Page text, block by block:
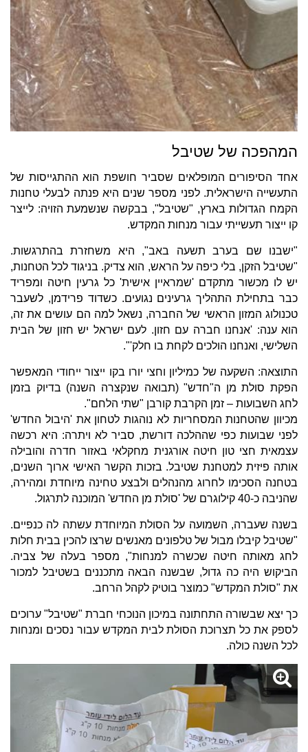
המהפכה של שטיבל
אחד הסיפורים המופלאים שסביר חושפת הוא ההתגייסות של
התעשייה הישראלית. לפני מספר שנים היא פנתה לבעלי טחנות
הקמח הגדולות בארץ, "שטיבל", בבקשה שנשמעת הזויה: לייצר
קו ייצור תעשייתי עבור מנחות המקדש.
"ישבנו שם בערב תשעה באב", היא משחזרת בהתרגשות.
"שטיבל הזקן, בלי כיפה על הראש, הוא צדיק. בניגוד לכל הטחנות,
יש לו מכשור מתקדם 'שמראיין אישית' כל גרעין חיטה ומפריד
כבר בתחילת התהליך גרעינים נגועים. כשדוד פרידמן, לשעבר
טכנולוג המזון הראשי של החברה, נשאל למה הם עושים את זה,
הוא ענה: 'אנחנו חברה עם חזון. לעם ישראל יש חזון של הבית
השלישי, ואנחנו הולכים לקחת בו חלק'".
התוצאה: השקעה של כמיליון וחצי יורו בקו ייצור ייחודי המאפשר
הפקת סולת מן ה"חדש" (תבואה שנקצרה השנה) בדיוק בזמן
לחג השבועות – זמן הקרבת קורבן "שתי הלחם".
מכיוון שהטחנות המסחריות לא נוהגות לטחון את 'היבול החדש'
לפני שבועות כפי שההלכה דורשת, סביר לא ויתרה: היא רכשה
עצמאית חצי טון חיטה אורגנית מחקלאי באזור חדרה והובילה
אותה פיזית למטחנת שטיבל. בזכות הקשר האישי ארוך השנים,
בטחנה הסכימו לחרוג מהנהלים ולבצע טחינה מיוחדת ומהירה,
שהניבה כ-40 קילוגרם של 'סולת מן החדש' המוכנה לתרגול.
בשנה שעברה, השמועה על הסולת המיוחדת עשתה לה כנפיים.
"שטיבל קיבלו מבול של טלפונים מאנשים שרצו להכין בבית חלות
לחג מאותה חיטה שכשרה למנחות", מספר בעלה של צביה.
הביקוש היה כה גדול, שבשנה הבאה מתכננים בשטיבל למכור
את "סולת המקדש" כמוצר בוטיק לקהל הרחב.
כך יצא שבשורה התחתונה במיכון הנוכחי חברת "שטיבל" ערוכים
לספק את כל תצרוכת הסולת לבית המקדש עבור נסכים ומנחות
לכל השנה כולה.